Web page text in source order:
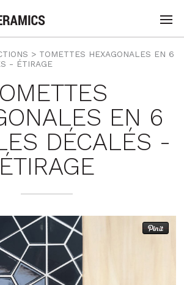
> TOMETTES HEXAGONALES EN 6
- ÉTIRAGE
EN 6
DÉCALÉS -
ÉTIRAGE